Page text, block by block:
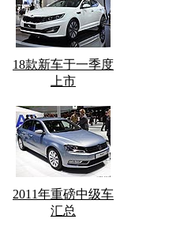
18款新车于一季度
上市
2011年重磅中级车
汇总